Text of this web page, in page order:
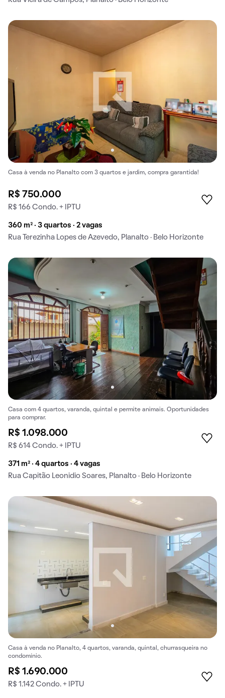
Casa à venda no Planalto com 3 quartos e jardim, compra garantida!
R$ 750.000
R$ 166 Condo. + IPTU
360 m² · 3 quartos · 2 vagas
Rua Terezinha Lopes de Azevedo, Planalto · Belo Horizonte
Casa com 4 quartos, varanda, quintal e permite animais. Oportunidades
para comprar.
R$ 1.098.000
R$ 614 Condo. + IPTU
371 m² · 4 quartos · 4 vagas
Rua Capitão Leonidio Soares, Planalto · Belo Horizonte
Casa à venda no Planalto, 4 quartos, varanda, quintal, churrasqueira no
condomínio.
R$ 1.690.000
R$ 1.142 Condo. + IPTU